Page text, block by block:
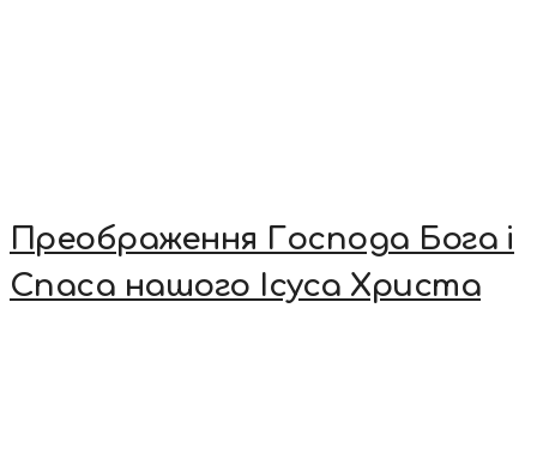
Преображення Господа Бога і
Спаса нашого Ісуса Христа